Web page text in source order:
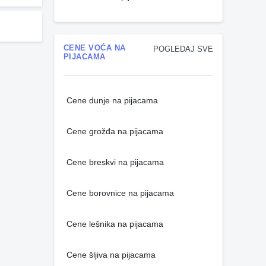
POGLEDAJ SVE
CENE VOĆA NA
PIJACAMA
Cene dunje na pijacama
Cene grožđa na pijacama
Cene breskvi na pijacama
Cene borovnice na pijacama
Cene lešnika na pijacama
Cene šljiva na pijacama